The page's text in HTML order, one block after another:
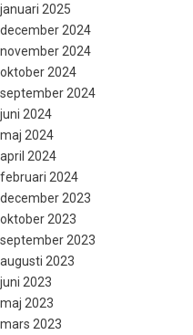
januari 2025
december 2024
november 2024
oktober 2024
september 2024
juni 2024
maj 2024
april 2024
februari 2024
december 2023
oktober 2023
september 2023
augusti 2023
juni 2023
maj 2023
mars 2023